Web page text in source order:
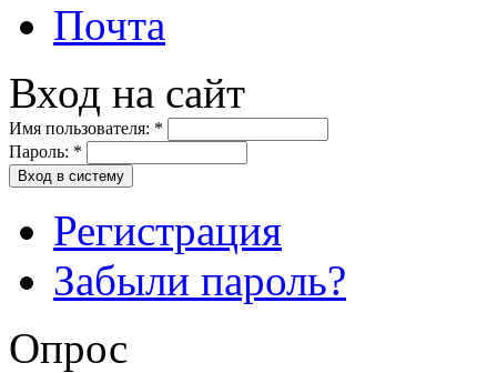
Почта
Вход на сайт
Имя пользователя: *
Пароль: *
Вход в систему
Регистрация
Забыли пароль?
Опрос